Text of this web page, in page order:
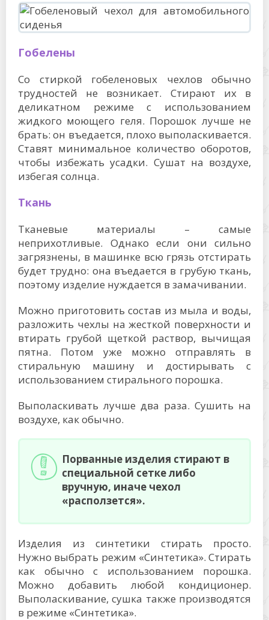
Гобелены
Со стиркой гобеленовых чехлов обычно
трудностей не возникает. Стирают их в
деликатном режиме с использованием
жидкого моющего геля. Порошок лучше не
брать: он въедается, плохо выполаскивается.
Ставят минимальное количество оборотов,
чтобы избежать усадки. Сушат на воздухе,
избегая солнца.
Ткань
Тканевые материалы – самые
неприхотливые. Однако если они сильно
загрязнены, в машинке всю грязь отстирать
будет трудно: она въедается в грубую ткань,
поэтому изделие нуждается в замачивании.
Можно приготовить состав из мыла и воды,
разложить чехлы на жесткой поверхности и
втирать грубой щеткой раствор, вычищая
пятна. Потом уже можно отправлять в
стиральную машину и достирывать с
использованием стирального порошка.
Выполаскивать лучше два раза. Сушить на
воздухе, как обычно.
Порванные изделия стирают в
специальной сетке либо
вручную, иначе чехол
«расползется».
Изделия из синтетики стирать просто.
Нужно выбрать режим «Синтетика». Стирать
как обычно с использованием порошка.
Можно добавить любой кондиционер.
Выполаскивание, сушка также производятся
в режиме «Синтетика».